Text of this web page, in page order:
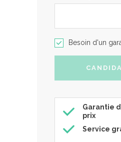
Besoin d'un
Garantie
prix
Service